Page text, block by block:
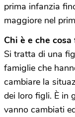
prima infanzia
maggiore nel
Chi è e che
Si tratta di una
famiglie che
cambiare la
dei loro figli. È in
vanno cambiati